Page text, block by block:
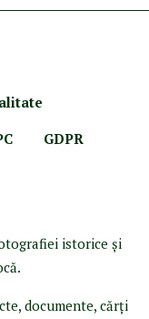
GDPR
istorice şi
documente, cărţi